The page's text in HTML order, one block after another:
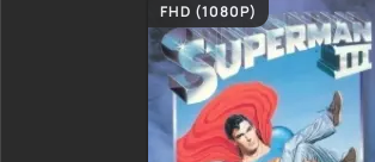
FHD (1080P)